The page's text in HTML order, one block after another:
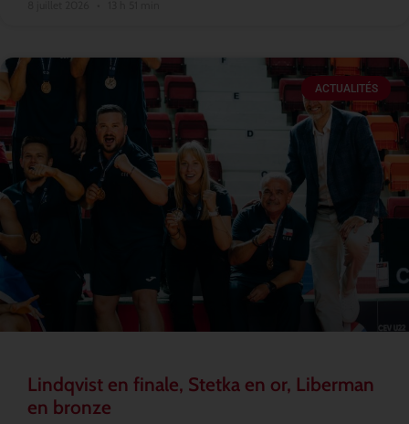
ACTUALITÉS
Lindqvist en finale, Stetka en or, Liberman
en bronze